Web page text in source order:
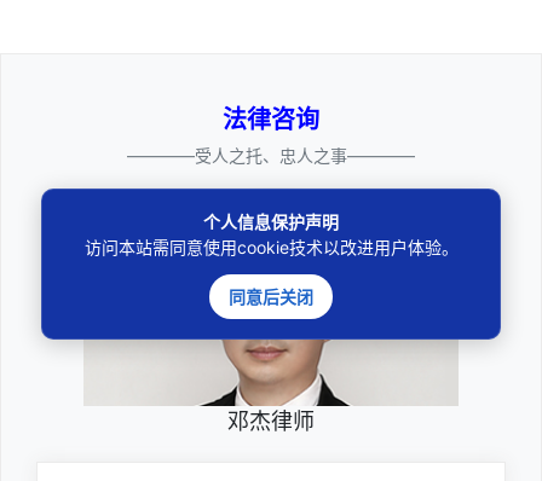
法律咨询
————受人之托、忠人之事————
邓杰律师
个人信息保护声明
访问本站需同意使用cookie技术以改进用户体验。
同意后关闭